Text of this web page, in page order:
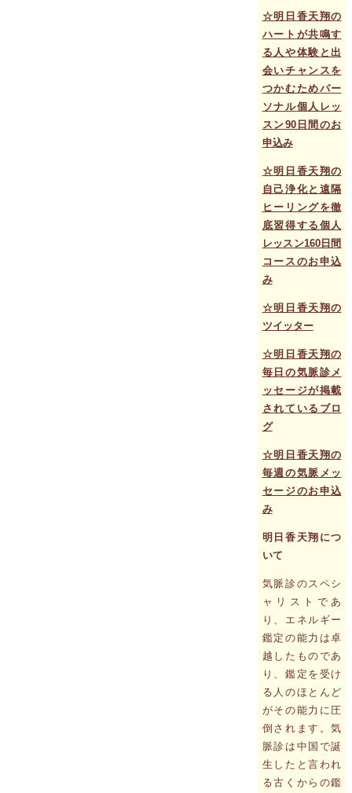
☆明日香天翔の
ハートが共鳴す
る人や体験と出
会いチャンスを
つかむためパー
ソナル個人レッ
スン90日間のお
申込み
☆明日香天翔の
自己浄化と遠隔
ヒーリングを徹
底習得する個人
レッスン160日間
コースのお申込
み
☆明日香天翔の
ツイッター
☆明日香天翔の
毎日の気脈診メ
ッセージが掲載
されているブロ
グ
☆明日香天翔の
毎週の気脈メッ
セージのお申込
み
明日香天翔につ
いて
気脈診のスペシ
ャリストであ
り、エネルギー
鑑定の能力は卓
越したものであ
り、鑑定を受け
る人のほとんど
がその能力に圧
倒されます。気
脈診は中国で誕
生したと言われ
る古くからの鑑